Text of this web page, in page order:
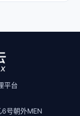
平台
号朝外MEN